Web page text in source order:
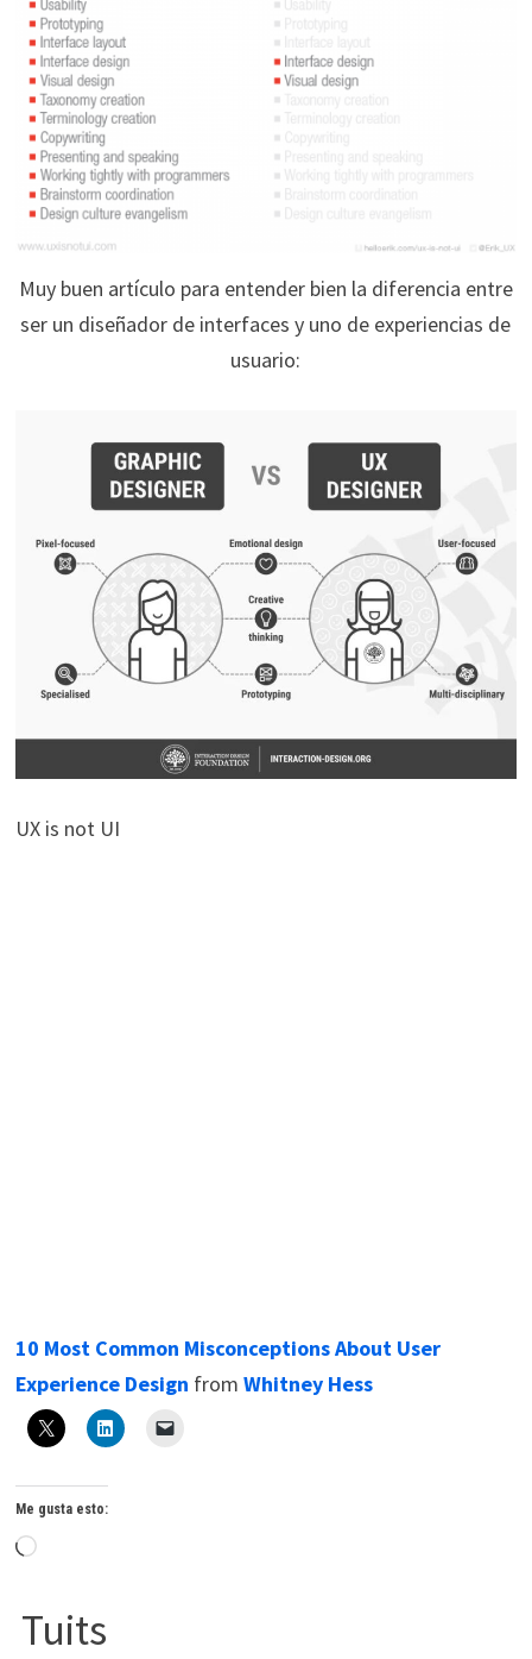
Muy buen artículo para entender bien la diferencia entre
ser un diseñador de interfaces y uno de experiencias de
usuario:
UX is not UI
10 Most Common Misconceptions About User
Experience Design from Whitney Hess
Me gusta esto:
Cargando...
Tuits